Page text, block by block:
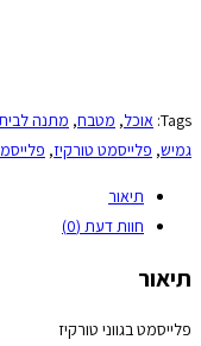
Tags: אוכל, מטבח, מתנה
גמיש, פלייסמט טורקיז,
תיאור
חוות דעת (0)
תיאור
פלייסמט בגווני טורקיז